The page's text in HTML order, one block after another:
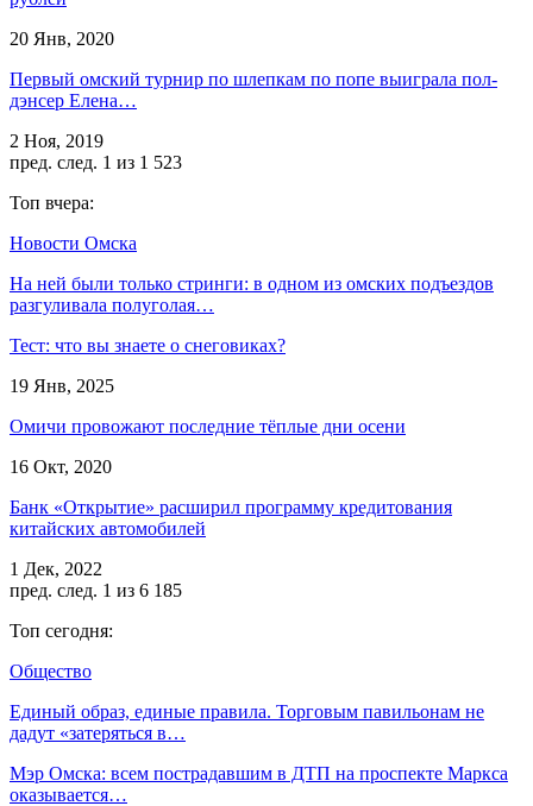
20 Янв, 2020
Первый омский турнир по шлепкам по попе выиграла пол-
дэнсер Елена…
2 Ноя, 2019
пред. след. 1 из 1 523
Топ вчера:
Новости Омска
На ней были только стринги: в одном из омских подъездов
разгуливала полуголая…
Тест: что вы знаете о снеговиках?
19 Янв, 2025
Омичи провожают последние тёплые дни осени
16 Окт, 2020
Банк «Открытие» расширил программу кредитования
китайских автомобилей
1 Дек, 2022
пред. след. 1 из 6 185
Топ сегодня:
Общество
Единый образ, единые правила. Торговым павильонам не
дадут «затеряться в…
Мэр Омска: всем пострадавшим в ДТП на проспекте Маркса
оказывается…